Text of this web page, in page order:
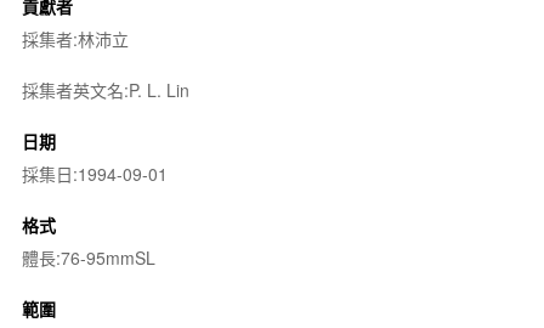
貢獻者
採集者:林沛立
採集者英文名:P. L. Lin
日期
採集日:1994-09-01
格式
體長:76-95mmSL
範圍